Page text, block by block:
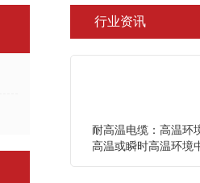
行业资讯
耐高温电缆：高温环
高温或瞬时高温环境